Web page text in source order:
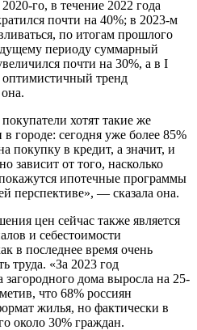
го, в течение 2022 года
почти на 40%; в 2023-м
по итогам прошлого
периоду суммарный
почти на 30%, а в I
оптимистичный тренд
хотят такие же
городе: сегодня уже более 85%
покупку в кредит, а значит, и
зависит от того, насколько
ипотечные программы
перспективе», — сказала она.
цен сейчас также является
и себестоимости
в последнее время очень
труда. «За 2023 год
загородного дома выросла на 25-
что 68% россиян
жилья, но фактически в
около 30% граждан.